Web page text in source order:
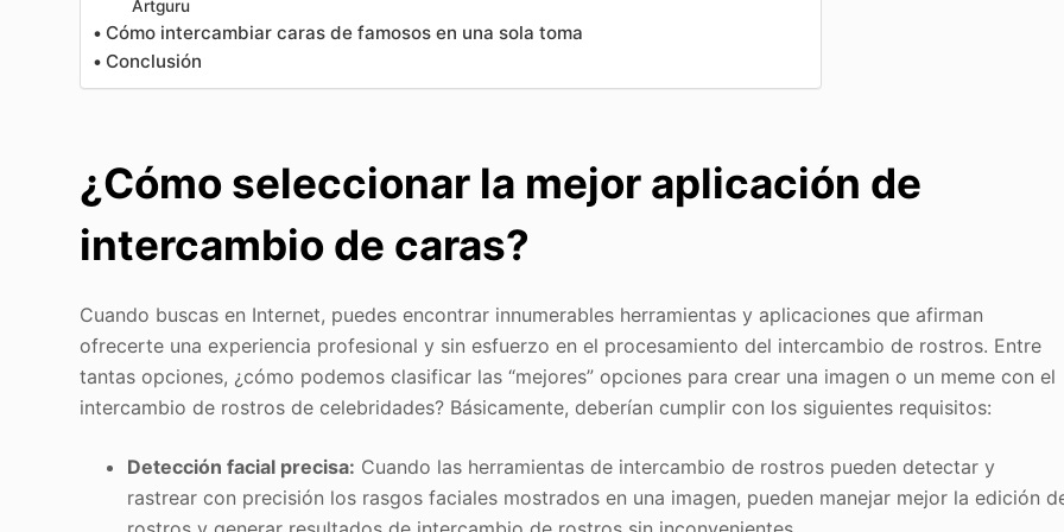
Artguru
Cómo intercambiar caras de famosos en una sola toma
Conclusión
¿Cómo seleccionar la mejor aplicación de
intercambio de caras?
Cuando buscas en Internet, puedes encontrar innumerables herramientas y aplicaciones que afirman
ofrecerte una experiencia profesional y sin esfuerzo en el procesamiento del intercambio de rostros. Entre
tantas opciones, ¿cómo podemos clasificar las “mejores” opciones para crear una imagen o un meme con el
intercambio de rostros de celebridades? Básicamente, deberían cumplir con los siguientes requisitos:
Detección facial precisa: Cuando las herramientas de intercambio de rostros pueden detectar y
rastrear con precisión los rasgos faciales mostrados en una imagen, pueden manejar mejor la edición